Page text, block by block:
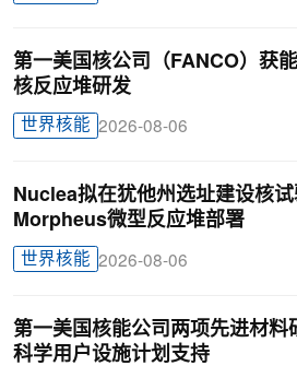
第一美国核公司（FANCO）获
核反应堆研发
世界核能 2026-08-06
Nuclea拟在犹他州选址建设核
Morpheus微型反应堆部署
世界核能 2026-08-06
第一美国核能公司两项先进材料
科学用户设施计划支持